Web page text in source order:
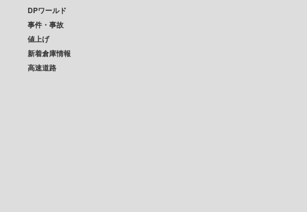
DPワールド
事件・事故
値上げ
新着倉庫情報
高速道路